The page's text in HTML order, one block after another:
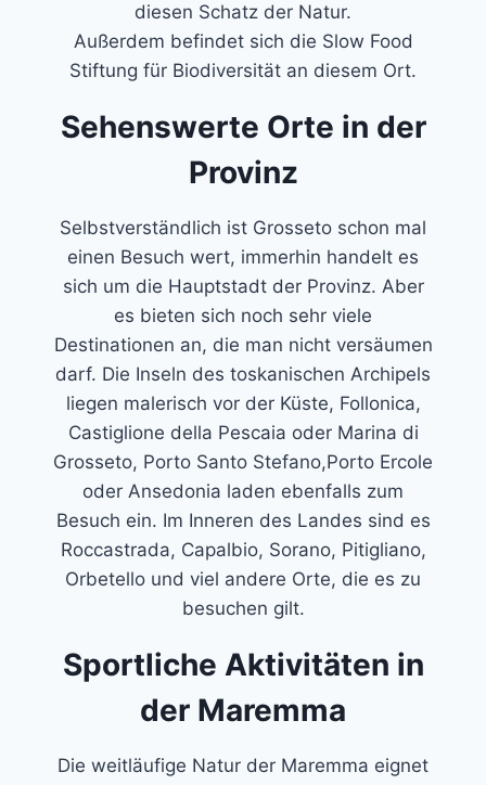
diesen Schatz der Natur.
Außerdem befindet sich die Slow Food
Stiftung für Biodiversität an diesem Ort.
Sehenswerte Orte in der
Provinz
Selbstverständlich ist Grosseto schon mal
einen Besuch wert, immerhin handelt es
sich um die Hauptstadt der Provinz. Aber
es bieten sich noch sehr viele
Destinationen an, die man nicht versäumen
darf. Die Inseln des toskanischen Archipels
liegen malerisch vor der Küste, Follonica,
Castiglione della Pescaia oder Marina di
Grosseto, Porto Santo Stefano,Porto Ercole
oder Ansedonia laden ebenfalls zum
Besuch ein. Im Inneren des Landes sind es
Roccastrada, Capalbio, Sorano, Pitigliano,
Orbetello und viel andere Orte, die es zu
besuchen gilt.
Sportliche Aktivitäten in
der Maremma
Die weitläufige Natur der Maremma eignet